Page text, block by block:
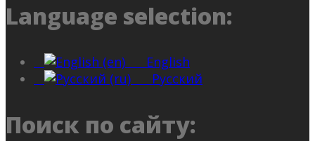
Language selection:
English
Русский
Поиск по сайту: